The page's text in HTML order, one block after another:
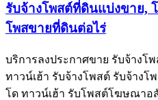
รับจ้างโพสต์ที่ดินแบ่งขาย,
โพสขายที่ดินต่อไร่
บริการลงประกาศขาย รับจ้าง
ทาวน์เฮ้า รับจ้างโพสต์ รับจ้าง
โด ทาวน์เฮ้า รับโพสต์โฆษณาอ